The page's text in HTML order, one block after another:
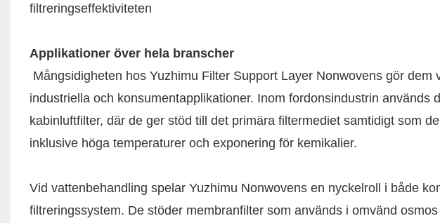
filtreringseffektiviteten
Applikationer över hela branscher
Mångsidigheten hos Yuzhimu Filter Support Layer Nonwovens gör dem
industriella och konsumentapplikationer. Inom fordonsindustrin används
kabinluftfilter, där de ger stöd till det primära filtermediet samtidigt som
inklusive höga temperaturer och exponering för kemikalier.
Vid vattenbehandling spelar Yuzhimu Nonwovens en nyckelroll i både
filtreringssystem. De stöder membranfilter som används i omvänd